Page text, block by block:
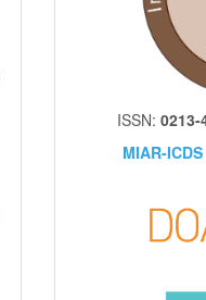
ISSN: 0213-
MIAR-